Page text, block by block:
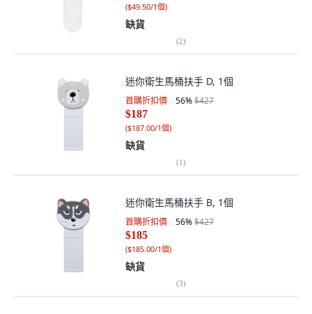
($49.50/1個)
缺貨
(2)
迷你衛生馬桶扶手 D, 1個
首購折扣價 56%$427
$187
($187.00/1個)
缺貨
(1)
迷你衛生馬桶扶手 B, 1個
首購折扣價 56%$427
$185
($185.00/1個)
缺貨
(3)